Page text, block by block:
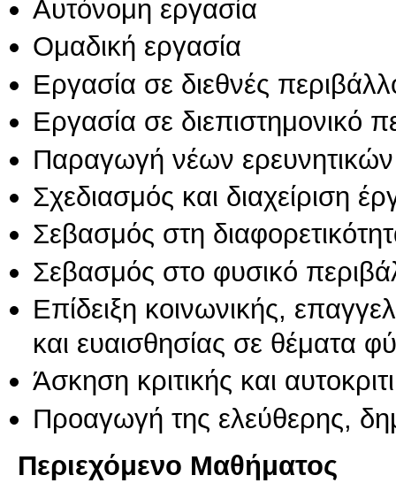
Αυτόνομη εργασία
Ομαδική εργασία
Εργασία σε διεθνές
Εργασία σε διεπιστημονικό
Παραγωγή νέων
Σχεδιασμός και διαχείριση
Σεβασμός στη
Σεβασμός στο φυσικό
Επίδειξη κοινωνικής,
και ευαισθησίας σε θέματα
Άσκηση κριτικής και
Προαγωγή της ελεύθερης,
Περιεχόμενο Μαθήματος